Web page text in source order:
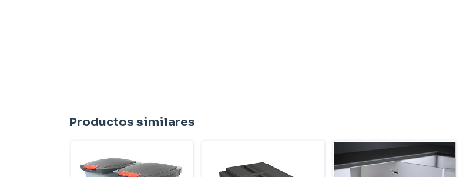
Productos similares